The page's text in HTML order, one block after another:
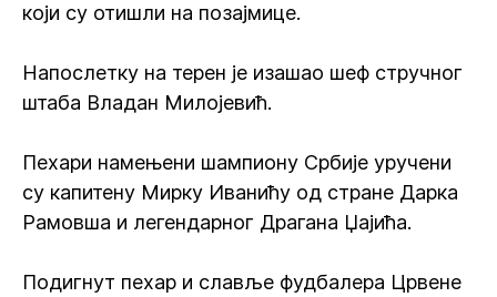
који су отишли на позајмице.
Напослетку на терен је изашао шеф стручног
штаба Владан Милојевић.
Пехари намењени шампиону Србије уручени
су капитену Мирку Иванићу од стране Дарка
Рамовша и легендарног Драгана Џајића.
Подигнут пехар и славље фудбалера Црвене